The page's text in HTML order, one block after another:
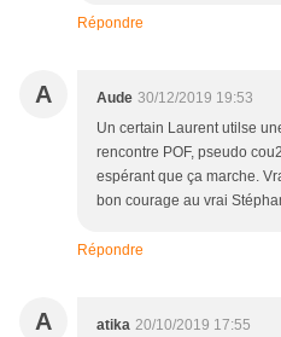
Répondre
A Aude 30/12/2019 19:53
Un certain Laurent utilse
rencontre POF, pseudo
espérant que ça marche.
bon courage au vrai
Répondre
A atika 20/10/2019 17:55